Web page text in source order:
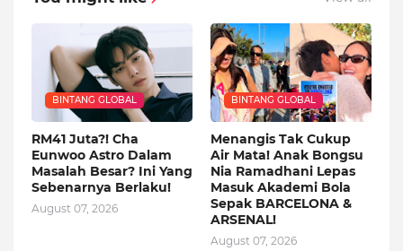
BINTANG GLOBAL
RM41 Juta?! Cha
Eunwoo Astro Dalam
Masalah Besar? Ini Yang
Sebenarnya Berlaku!
August 07, 2026
BINTANG GLOBAL
Menangis Tak Cukup
Air Mata! Anak Bongsu
Nia Ramadhani Lepas
Masuk Akademi Bola
Sepak BARCELONA &
ARSENAL!
August 07, 2026